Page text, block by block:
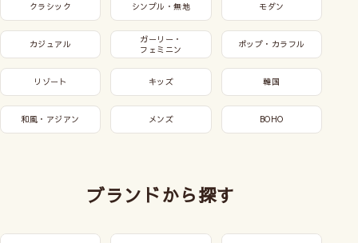
クラシック シンプル・無地 モダン
カジュアル
ガーリー・
フェミニン
ポップ・カラフル
リゾート キッズ 韓国
和風・アジアン メンズ BOHO
ブランドから探す